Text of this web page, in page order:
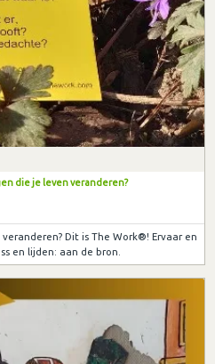
die je leven veranderen?
Dit is The Work®! Ervaar en
en lijden: aan de bron.